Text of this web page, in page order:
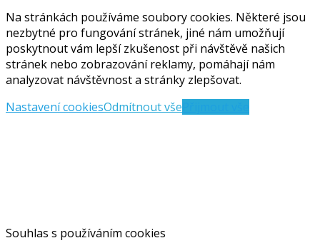
Na stránkách používáme soubory cookies. Některé jsou
nezbytné pro fungování stránek, jiné nám umožňují
poskytnout vám lepší zkušenost při návštěvě našich
stránek nebo zobrazování reklamy, pomáhají nám
analyzovat návštěvnost a stránky zlepšovat.
Nastavení cookiesOdmítnout vše
Souhlas s používáním cookies